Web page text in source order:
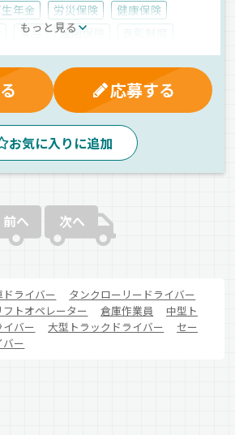
年金 労災保険
健康保険
賞与 雇用保険
給 制服・作業着貸与
残業手当
資格取得制度 夜
夕方
AT可 ドライブレコーダー
地場
ー 正社員
もっと見る
応募する
お気に入りに追加
前へ 次へ
ライバー
タンクローリードライバー
フトオペレーター
倉庫作業員
中型ト
バー
大型トラックドライバー
セー
バー